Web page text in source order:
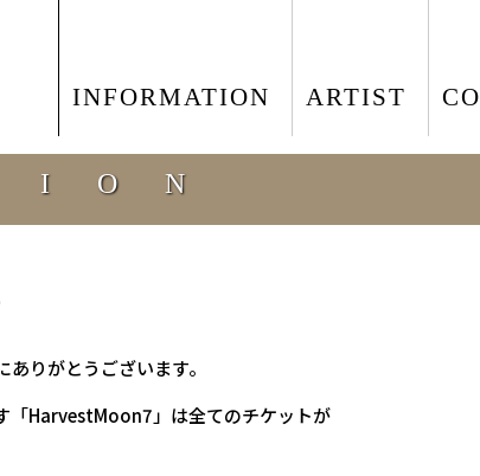
INFORMATION ARTIST
りがとうございます。
「HarvestMoon7」は全てのチケットが